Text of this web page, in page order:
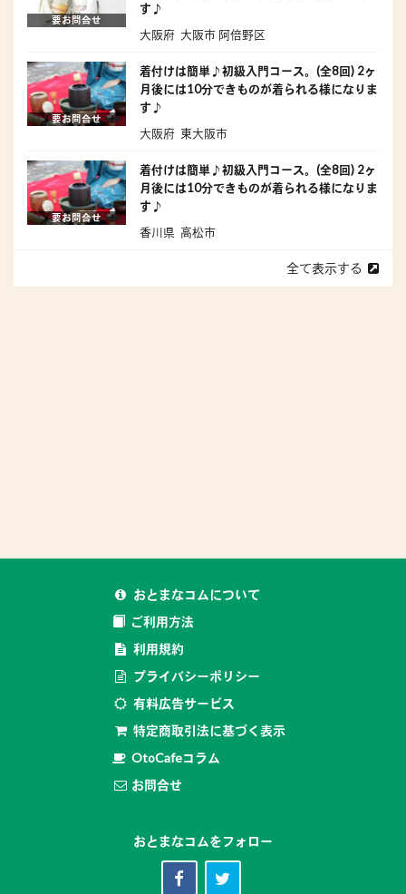
要お問合せ
す♪
大阪府 大阪市 阿倍野区
要お問合せ
着付けは簡単♪初級入門コース。(全8回) 2ヶ
月後には10分できものが着られる様になりま
す♪
大阪府 東大阪市
要お問合せ
着付けは簡単♪初級入門コース。(全8回) 2ヶ
月後には10分できものが着られる様になりま
す♪
香川県 高松市
全て表示する
おとまなコムについて
ご利用方法
利用規約
プライバシーポリシー
有料広告サービス
特定商取引法に基づく表示
OtoCafeコラム
お問合せ
おとまなコムをフォロー